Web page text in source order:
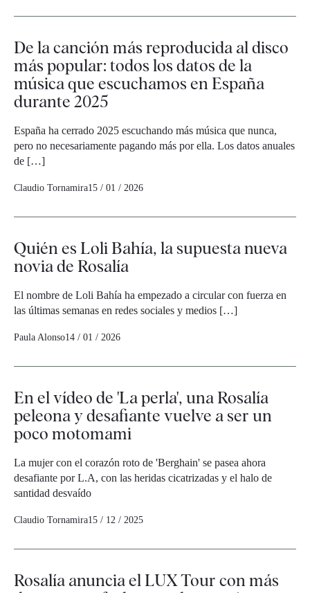
De la canción más reproducida al disco
más popular: todos los datos de la
música que escuchamos en España
durante 2025
España ha cerrado 2025 escuchando más música que nunca,
pero no necesariamente pagando más por ella. Los datos anuales
de […]
Claudio Tornamira15 / 01 / 2026
Quién es Loli Bahía, la supuesta nueva
novia de Rosalía
El nombre de Loli Bahía ha empezado a circular con fuerza en
las últimas semanas en redes sociales y medios […]
Paula Alonso14 / 01 / 2026
En el vídeo de 'La perla', una Rosalía
peleona y desafiante vuelve a ser un
poco motomami
La mujer con el corazón roto de 'Berghain' se pasea ahora
desafiante por L.A, con las heridas cicatrizadas y el halo de
santidad desvaído
Claudio Tornamira15 / 12 / 2025
Rosalía anuncia el LUX Tour con más